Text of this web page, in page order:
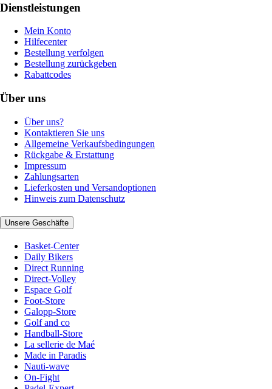
Dienstleistungen
Mein Konto
Hilfecenter
Bestellung verfolgen
Bestellung zurückgeben
Rabattcodes
Über uns
Über uns?
Kontaktieren Sie uns
Allgemeine Verkaufsbedingungen
Rückgabe & Erstattung
Impressum
Zahlungsarten
Lieferkosten und Versandoptionen
Hinweis zum Datenschutz
Unsere Geschäfte
Basket-Center
Daily Bikers
Direct Running
Direct-Volley
Espace Golf
Foot-Store
Galopp-Store
Golf and co
Handball-Store
La sellerie de Maé
Made in Paradis
Nauti-wave
On-Fight